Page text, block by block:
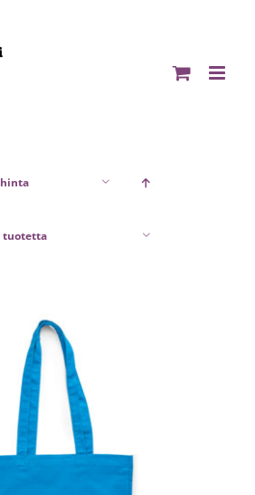
hinta
tuotetta
LISÄTIEDOT